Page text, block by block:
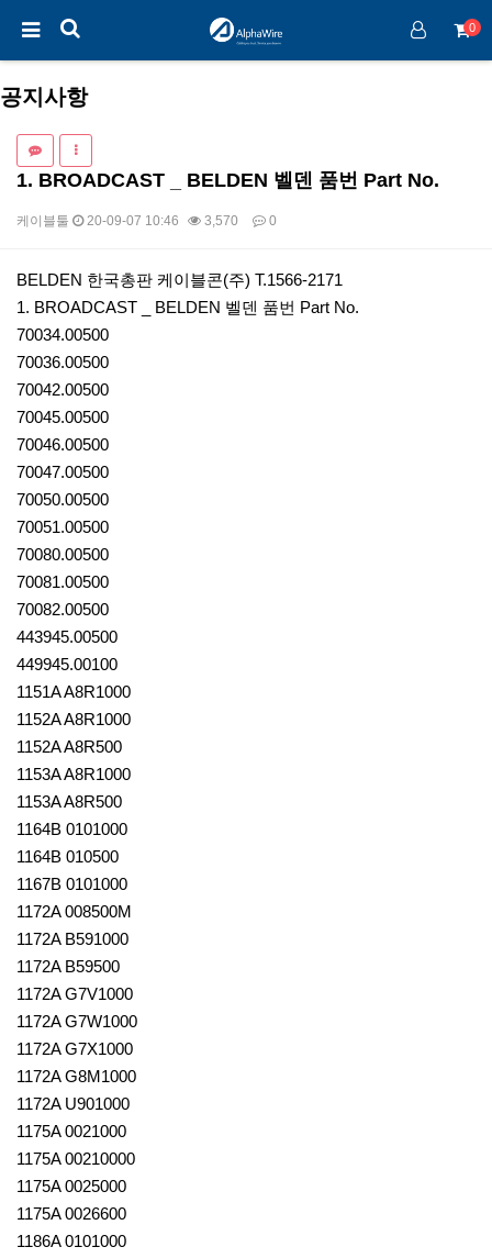
0
공지사항
1. BROADCAST _ BELDEN 벨덴 품번 Part No.
케이블툴 20-09-07 10:46 3,570 0
본문
BELDEN 한국총판 케이블콘(주) T.1566-2171
1. BROADCAST _ BELDEN 벨덴 품번 Part No.
70034.00500
70036.00500
70042.00500
70045.00500
70046.00500
70047.00500
70050.00500
70051.00500
70080.00500
70081.00500
70082.00500
443945.00500
449945.00100
1151A A8R1000
1152A A8R1000
1152A A8R500
1153A A8R1000
1153A A8R500
1164B 0101000
1164B 010500
1167B 0101000
1172A 008500M
1172A B591000
1172A B59500
1172A G7V1000
1172A G7W1000
1172A G7X1000
1172A G8M1000
1172A U901000
1175A 0021000
1175A 00210000
1175A 0025000
1175A 0026600
1186A 0101000